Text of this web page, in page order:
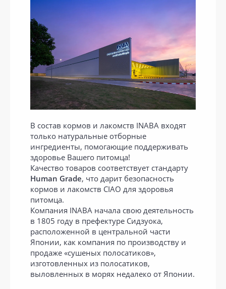
В состав кормов и лакомств INABA входят
только натуральные отборные
ингредиенты, помогающие поддерживать
здоровье Вашего питомца!
Качество товаров соответствует стандарту
Human Grade, что дарит безопасность
кормов и лакомств CIAO для здоровья
питомца.
Компания INABA начала свою деятельность
в 1805 году в префектуре Сидзуока,
расположенной в центральной части
Японии, как компания по производству и
продаже «сушеных полосатиков»,
изготовленных из полосатиков,
выловленных в морях недалеко от Японии.